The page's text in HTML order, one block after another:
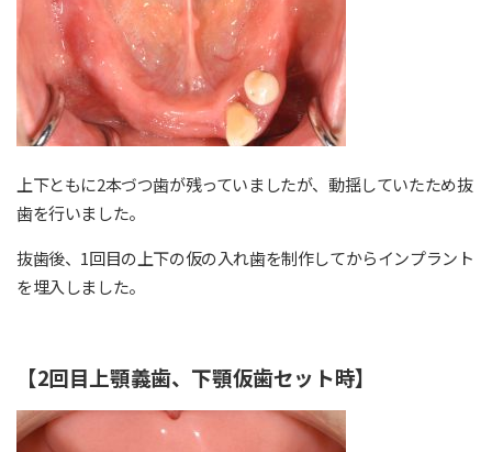
上下ともに2本づつ歯が残っていましたが、動揺していたため抜
歯を行いました。
抜歯後、1回目の上下の仮の入れ歯を制作してからインプラント
を埋入しました。
【2回目上顎義歯、下顎仮歯セット時】